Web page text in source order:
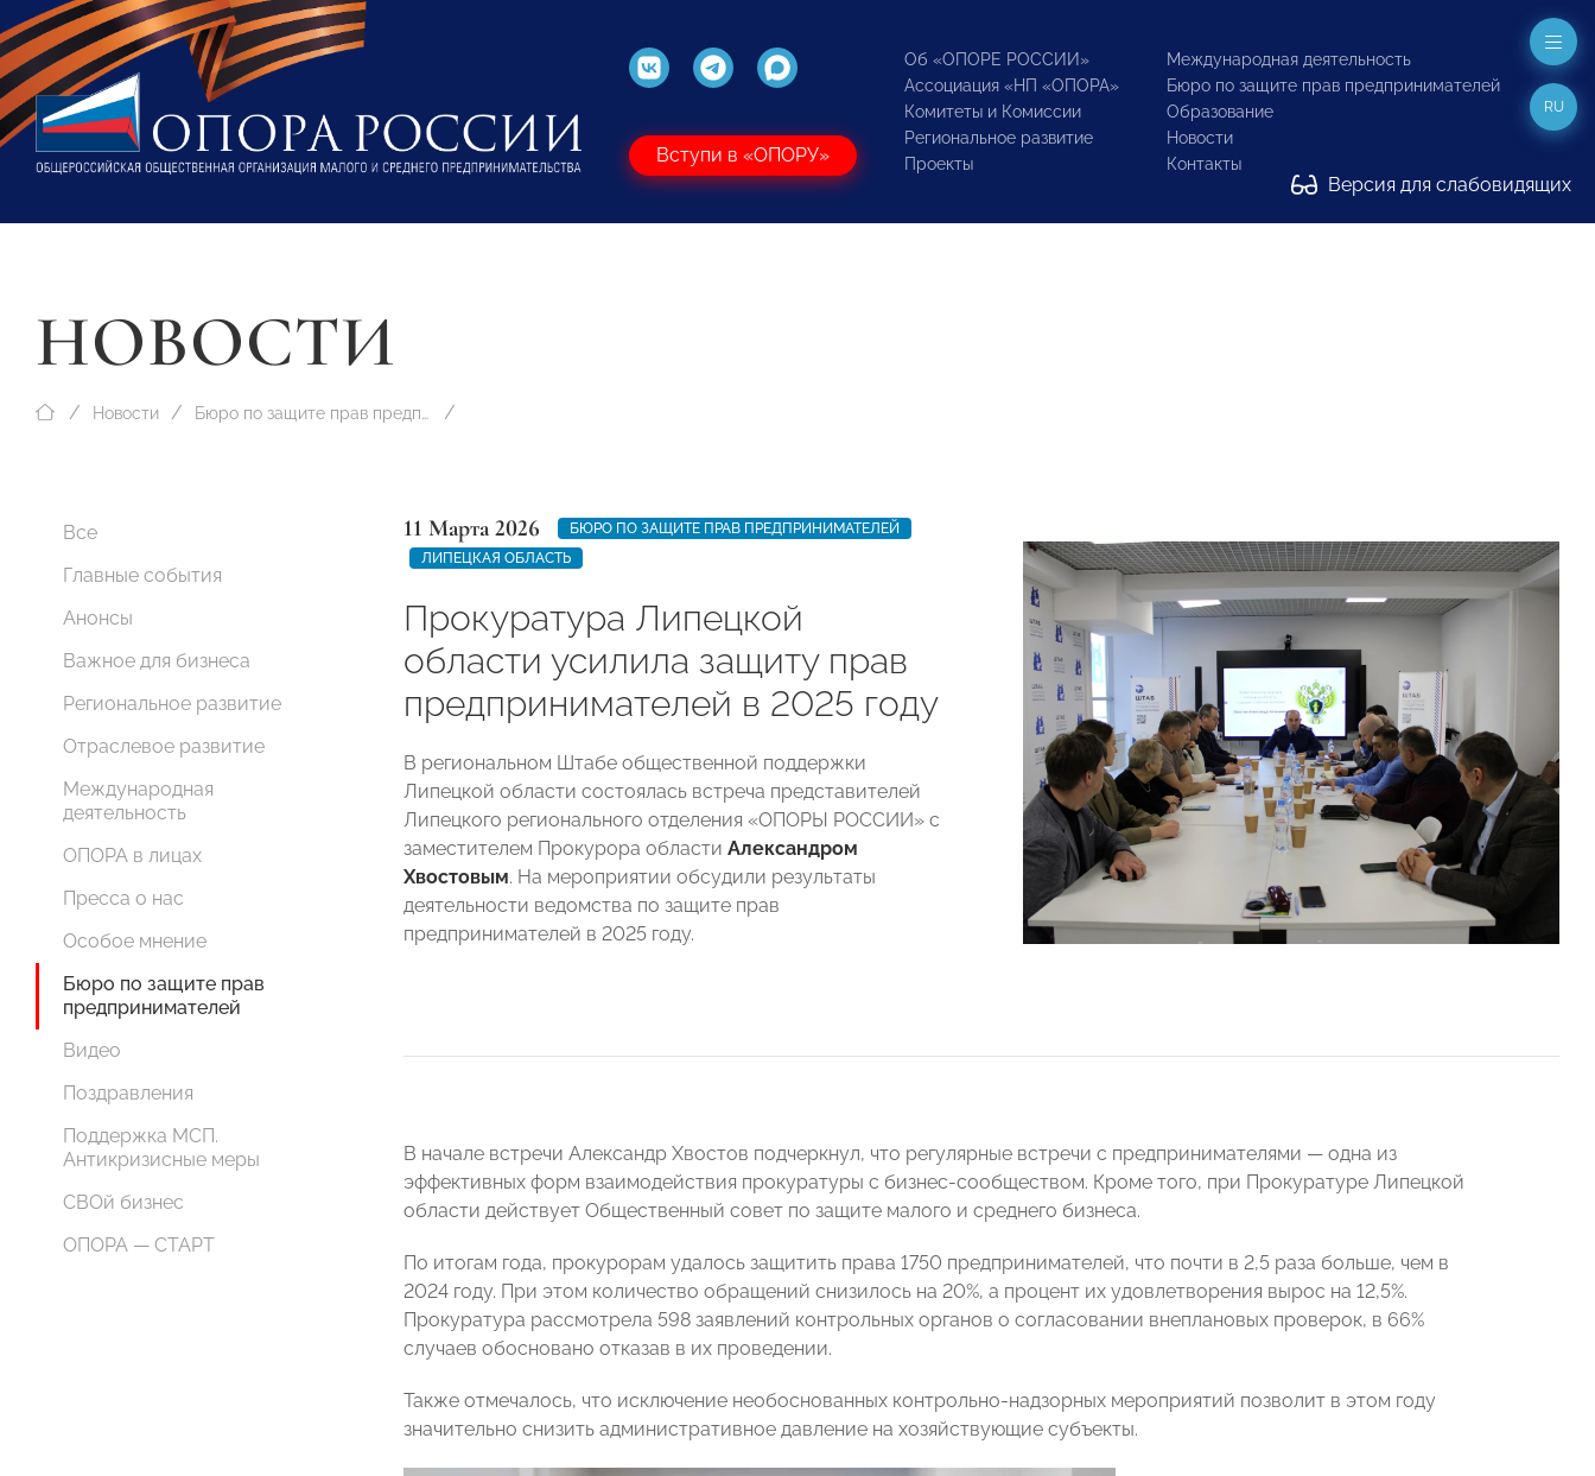
Вступи в «ОПОРУ»
Об «ОПОРЕ РОССИИ»
Ассоциация «НП «ОПОРА»
Комитеты и Комиссии
Региональное развитие
Проекты
Международная деятельность
Бюро по защите прав предпринимателей
Образование
Новости
Контакты
Версия для слабовидящих
RU
НОВОСТИ
Новости Бюро по защите прав предпринимателей
Все
Главные события
Анонсы
Важное для бизнеса
Региональное развитие
Отраслевое развитие
Международная
деятельность
ОПОРА в лицах
Пресса о нас
Особое мнение
Бюро по защите прав
предпринимателей
Видео
Поздравления
Поддержка МСП.
Антикризисные меры
СВОй бизнес
ОПОРА — СТАРТ
11 Марта 2026
БЮРО ПО ЗАЩИТЕ ПРАВ ПРЕДПРИНИМАТЕЛЕЙ
ЛИПЕЦКАЯ ОБЛАСТЬ
Прокуратура Липецкой
области усилила защиту прав
предпринимателей в 2025 году
В региональном Штабе общественной поддержки
Липецкой области состоялась встреча представителей
Липецкого регионального отделения «ОПОРЫ РОССИИ» с
заместителем Прокурора области Александром
Хвостовым. На мероприятии обсудили результаты
деятельности ведомства по защите прав
предпринимателей в 2025 году.
В начале встречи Александр Хвостов подчеркнул, что регулярные встречи с предпринимателями — одна из
эффективных форм взаимодействия прокуратуры с бизнес-сообществом. Кроме того, при Прокуратуре Липецкой
области действует Общественный совет по защите малого и среднего бизнеса.
По итогам года, прокурорам удалось защитить права 1750 предпринимателей, что почти в 2,5 раза больше, чем в
2024 году. При этом количество обращений снизилось на 20%, а процент их удовлетворения вырос на 12,5%.
Прокуратура рассмотрела 598 заявлений контрольных органов о согласовании внеплановых проверок, в 66%
случаев обосновано отказав в их проведении.
Также отмечалось, что исключение необоснованных контрольно-надзорных мероприятий позволит в этом году
значительно снизить административное давление на хозяйствующие субъекты.